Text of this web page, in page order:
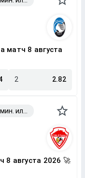
матч 8 августа
2 2.82
8 августа 2026 🚀